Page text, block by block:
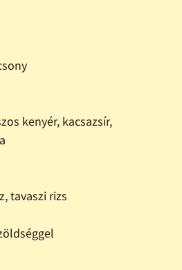
kenyér, kacsazsír,
tavaszi rizs